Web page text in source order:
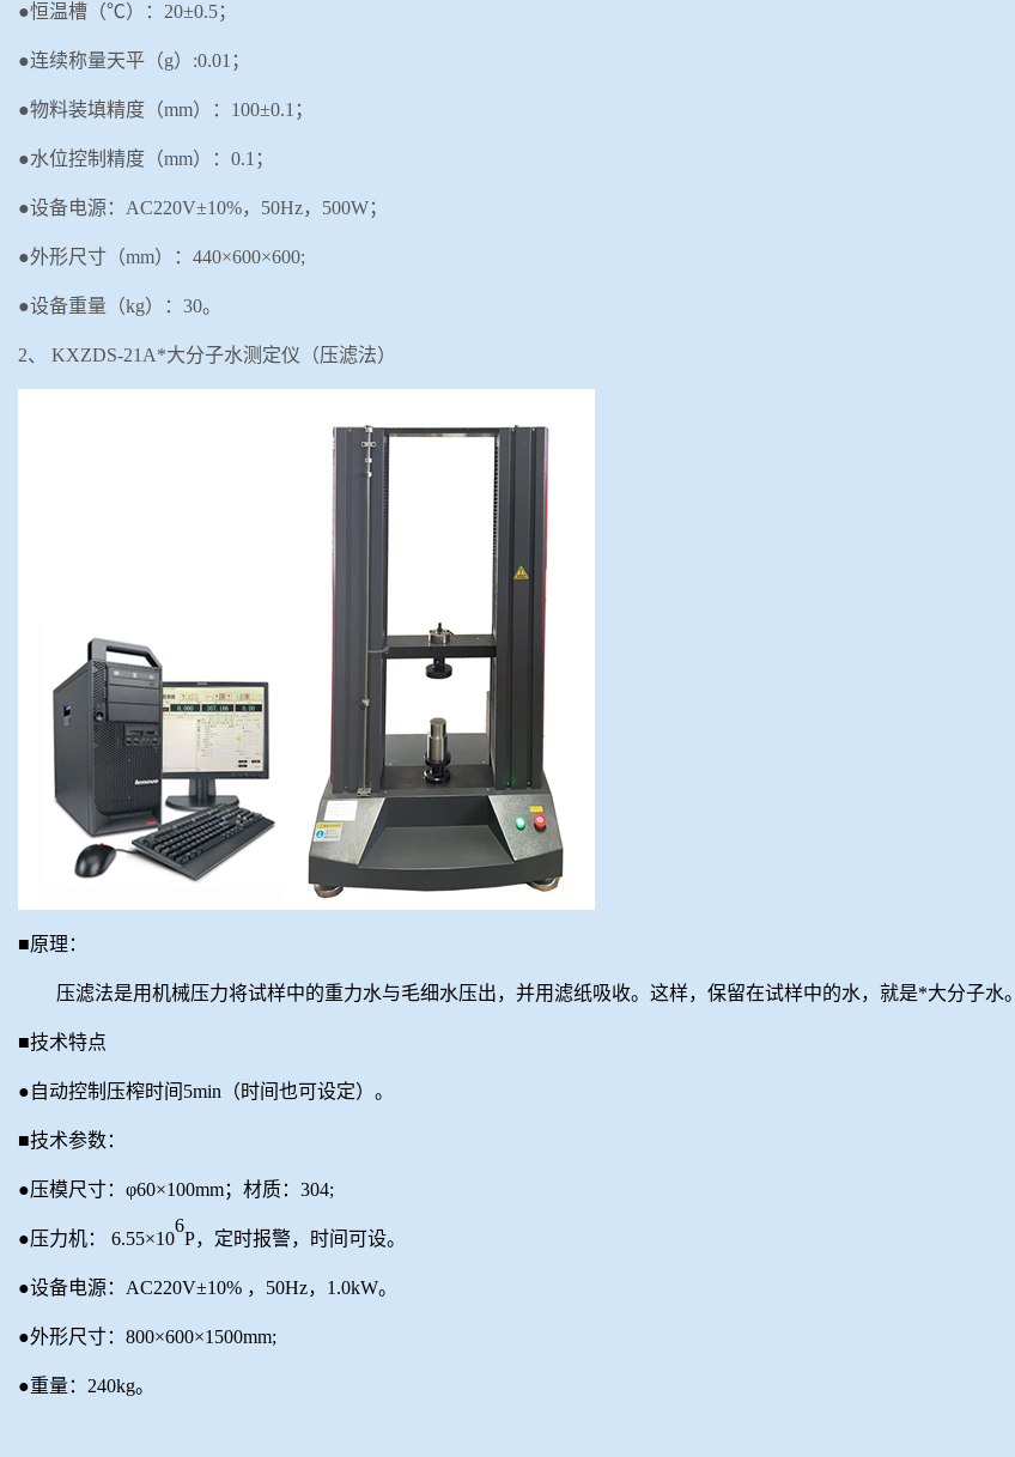
●恒温槽（℃）：20±0.5；
●连续称量天平（g）:0.01；
●物料装填精度（mm）： 100±0.1 ；
●水位控制精度（mm）： 0.1；
●设备电源：AC220V±10%，50Hz， 500W；
●外形尺寸（mm）：440×600×600;
●设备重量（kg）：30。
2、 KXZDS-21A*大分子水测定仪（压滤法）
■原理：
压滤法是用机械压力将试样中的重力水与毛细水压出，并用滤纸吸收。这样，保留在试样中的水，就是*大分子水。
■技术特点
●自动控制压榨时间5min（时间也可设定）。
■技术参数：
●压模尺寸：φ60×100mm； 材质： 304;
●压力机： 6.55×10
6
P，定时报警，时间可设。
●设备电源：AC220V±10% ， 50Hz， 1.0kW。
●外形尺寸：800×600×1500mm;
●重量：240kg。